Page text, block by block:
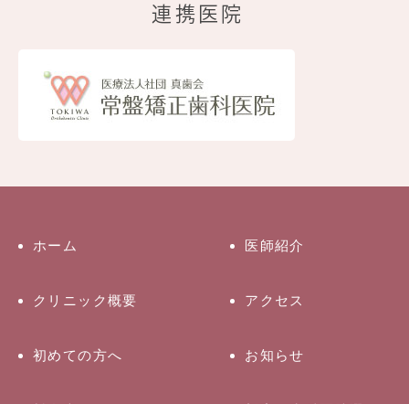
連携医院
ホーム 医師紹介
クリニック概要 アクセス
初めての方へ お知らせ